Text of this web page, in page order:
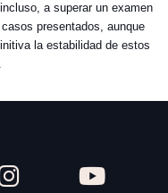
a superar un examen
presentados, aunque
la estabilidad de estos